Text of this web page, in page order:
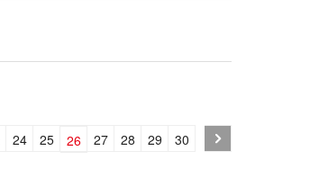
24 25 26 27 28 29 30